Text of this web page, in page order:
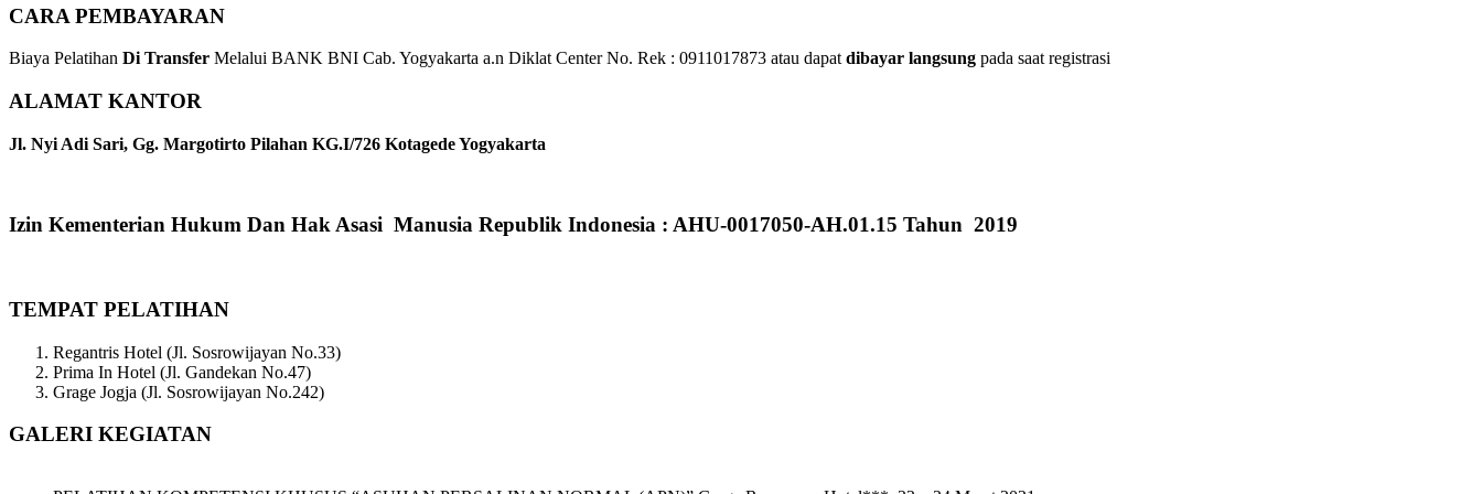
CARA PEMBAYARAN
Biaya Pelatihan Di Transfer Melalui BANK BNI Cab. Yogyakarta a.n Diklat Center No. Rek : 0911017873 atau dapatdibayar langsung pada saat registrasi
ALAMAT KANTOR
Jl. Nyi Adi Sari, Gg. Margotirto Pilahan KG.I/726 Kotagede Yogyakarta
Izin Kementerian Hukum Dan Hak Asasi Manusia Republik Indonesia : AHU-0017050-AH.01.15 Tahun 2019
TEMPAT PELATIHAN
Regantris Hotel (Jl. Sosrowijayan No.33)
Prima In Hotel (Jl. Gandekan No.47)
Grage Jogja (Jl. Sosrowijayan No.242)
GALERI KEGIATAN